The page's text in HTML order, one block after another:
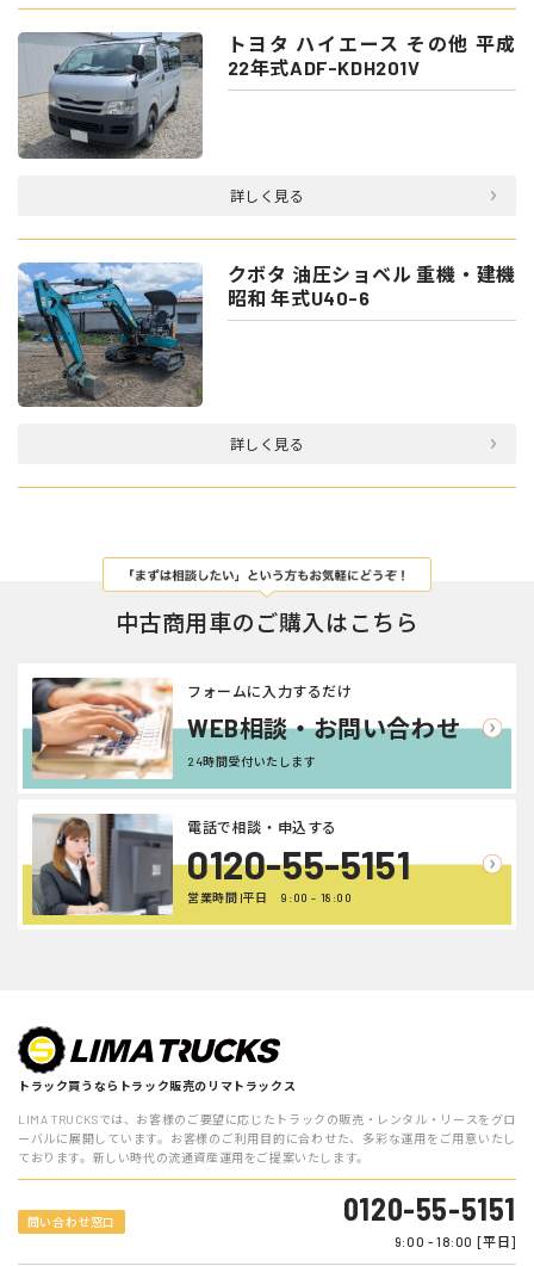
トヨタ ハイエース その他 平成
22年式ADF-KDH201V
詳しく見る
クボタ 油圧ショベル 重機・建機
昭和 年式U40-6
詳しく見る
中古商用車のご購入はこちら
WEB相談・お問い合わせ
フォームに入力するだけ
24時間受付いたします
0120-55-5151
電話で相談・申込する
営業時間 |平日 9:00 - 18:00
トラック買うならトラック販売のリマトラックス
LIMA TRUCKSでは、お客様のご要望に応じたトラックの販売・レンタル・リースをグロ
ーバルに展開しています。お客様のご利用目的に合わせた、多彩な運用をご用意いたし
ております。新しい時代の流通資産運用をご提案いたします。
問い合わせ窓口 0120-55-5151
9:00 - 18:00 [平日]